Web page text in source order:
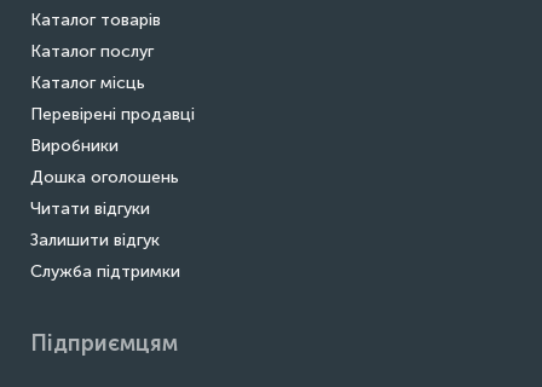
Каталог товарів
Каталог послуг
Каталог місць
Перевірені продавці
Виробники
Дошка оголошень
Читати відгуки
Залишити відгук
Служба підтримки
Підприємцям